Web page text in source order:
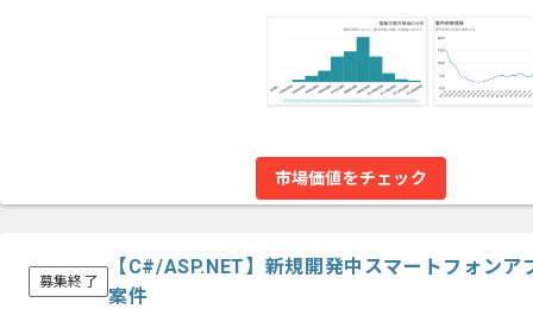
市場価値をチェック
募集終了
【C#/ASP.NET】新規開発中スマートフォンア
案件